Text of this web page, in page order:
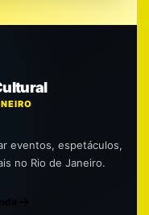
eventos, espetáculos,
no Rio de Janeiro.